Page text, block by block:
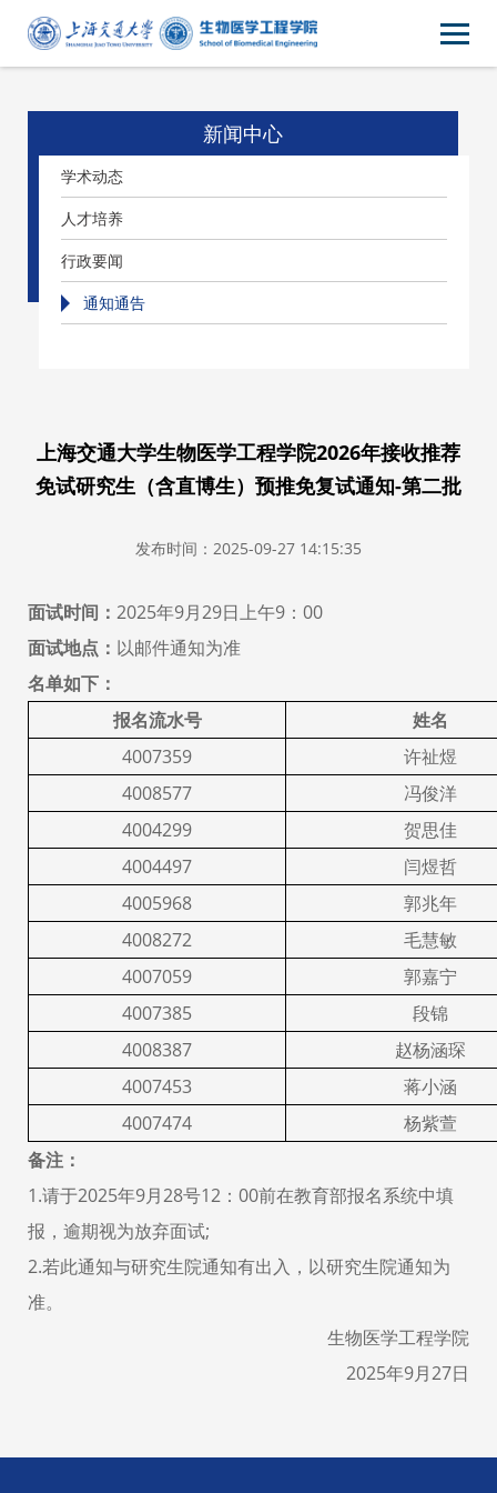
新闻中心
学术动态
人才培养
行政要闻
通知通告
上海交通大学生物医学工程学院2026年接收推荐
免试研究生（含直博生）预推免复试通知-第二批
发布时间：2025-09-27 14:15:35
面试时间： 2025年9月29日上午9 ： 00
面试地点： 以邮件通知为准
名单如下：
报名流水号
姓名
4007359
许祉煜
4008577
冯俊洋
4004299
贺思佳
4004497
闫煜哲
4005968
郭兆年
4008272
毛慧敏
4007059
郭嘉宁
4007385
段锦
4008387
赵杨涵琛
4007453
蒋小涵
4007474
杨紫萱
备注：
1.请于2025年9月28号12 ： 00前在教育部报名系统中填
报，逾期视为放弃面试;
2.若此通知与研究生院通知有出入，以研究生院通知为
准。
生物医学工程学院
2025年9月27日